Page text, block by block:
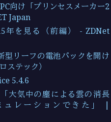
向け「プリンセスメーカー2
Japan
年を見る（前編） - ZDNet
型リーフの電池パックを開け
ステック）
5.4.6
大気中の塵による雲の消長
ュレーションできた」 |